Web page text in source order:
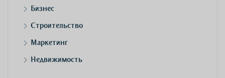
Бизнес
Строительство
Маркетинг
Недвижимость